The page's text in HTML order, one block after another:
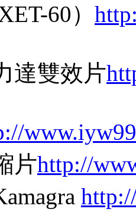
60）
達雙效片
片http://